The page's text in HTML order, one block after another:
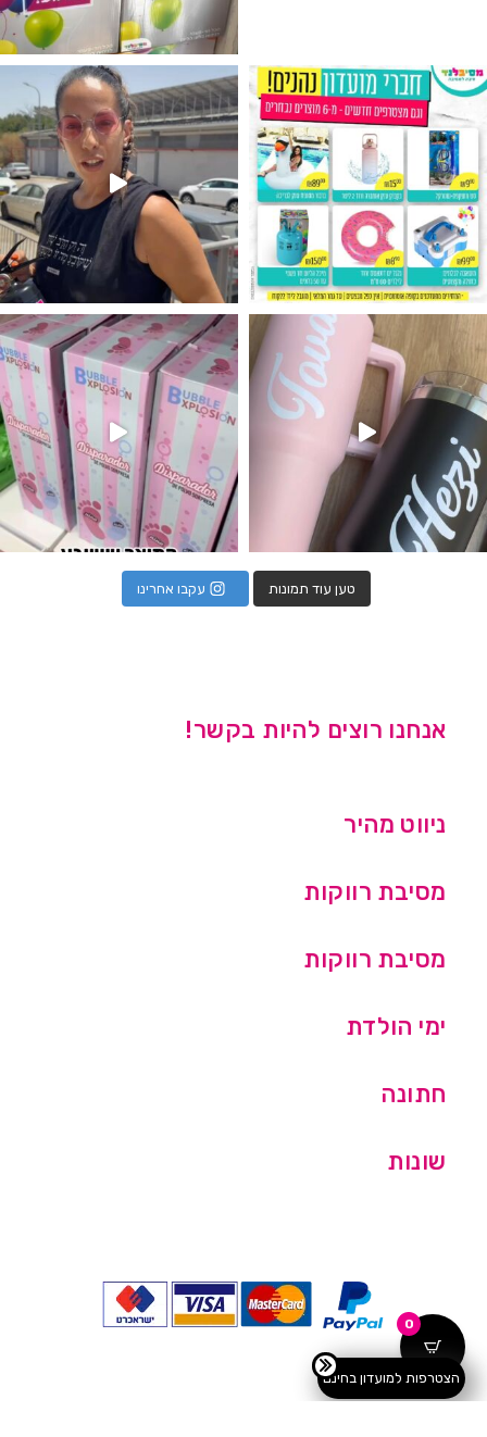
מין העובר רק במסיבלנד !! קיים
מטף לגילוי מין העובר חזר למלא
טען עוד תמונות עקבו אחרינו
אנחנו רוצים להיות בקשר!
ניווט מהיר
מסיבת רווקות
מסיבת רווקות
ימי הולדת
חתונה
שונות
0
הצטרפות למועדון בחינם